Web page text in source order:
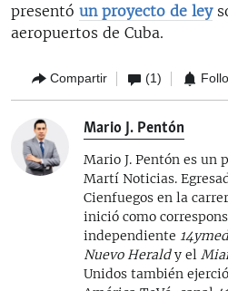
presentó un proyecto de ley
aeropuertos de Cuba.
Compartir (1)
Mario J. Pentón
Mario J. Pentón es
Martí Noticias.
Cienfuegos en la
inició como
independiente
Nuevo Heraldy el
Unidos también